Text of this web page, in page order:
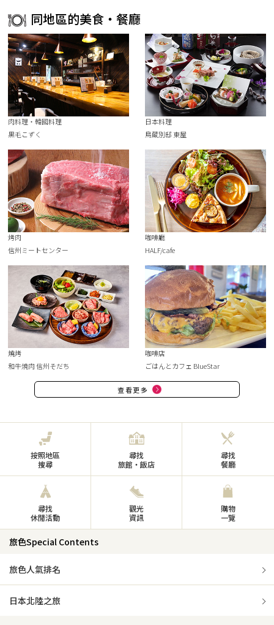
同地區的美食・餐廳
肉料理・韓國料理
黒毛こずく
日本料理
鳥蔵別邸 東屋
烤肉
信州ミートセンター
咖啡廳
HALF/cafe
燒烤
和牛焼肉 信州そだち
咖啡店
ごはんとカフェ BlueStar
查看更多
按照地區
搜尋
尋找
旅館・飯店
尋找
餐廳
尋找
休閒活動
觀光
資訊
購物
一覽
旅色Special Contents
旅色人氣排名
日本北陸之旅